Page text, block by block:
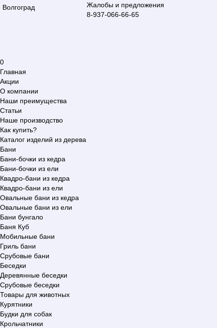
Волгоград
Жалобы и предложения
8-937-066-66-65
0
Главная
Акции
О компании
Наши преимущества
Статьи
Наше производство
Как купить?
Каталог изделий из дерева
Бани
Бани-бочки из кедра
Бани-бочки из ели
Квадро-бани из кедра
Квадро-бани из ели
Овальные бани из кедра
Овальные бани из ели
Бани бунгало
Баня Куб
Мобильные бани
Гриль бани
Срубовые бани
Беседки
Деревянные беседки
Срубовые беседки
Товары для животных
Курятники
Будки для собак
Крольчатники